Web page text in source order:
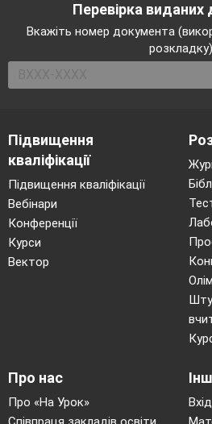
Перевірка виданих
Вкажіть номер документа
розкладку)
Підвищення
кваліфікації
Підвищення кваліфікації
Вебінари
Конференції
Курси
Вектор
Про нас
Про «На Урок»